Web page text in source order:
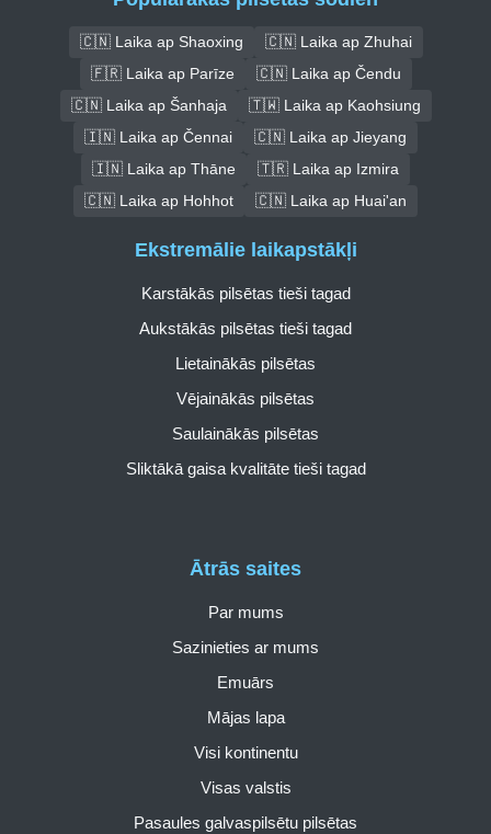
🇨🇳 Laika ap Shaoxing
🇨🇳 Laika ap Zhuhai
🇫🇷 Laika ap Parīze
🇨🇳 Laika ap Čendu
🇨🇳 Laika ap Šanhaja
🇹🇼 Laika ap Kaohsiung
🇮🇳 Laika ap Čennai
🇨🇳 Laika ap Jieyang
🇮🇳 Laika ap Thāne
🇹🇷 Laika ap Izmira
🇨🇳 Laika ap Hohhot
🇨🇳 Laika ap Huai'an
Ātrās saites
Par mums
Sazinieties ar mums
Emuārs
Mājas lapa
Visi kontinentu
Visas valstis
Pasaules galvaspilsētu pilsētas
Ekstremālie laikapstākļi
Karstākās pilsētas tieši tagad
Aukstākās pilsētas tieši tagad
Lietainākās pilsētas
Vējainākās pilsētas
Saulainākās pilsētas
Sliktākā gaisa kvalitāte tieši tagad